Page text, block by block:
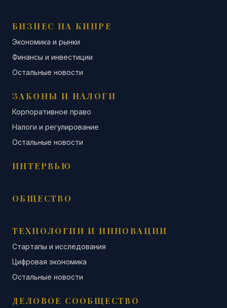
БИЗНЕС НА КИПРЕ
Экономика и рынки
Финансы и инвестиции
Остальные новости
ЗАКОНЫ И НАЛОГИ
Корпоративное право
Налоги и регулирование
Остальные новости
ИНТЕРВЬЮ
ОБЩЕСТВО
ТЕХНОЛОГИИ И ИННОВАЦИИ
Стартапы и исследования
Цифровая экономика
Остальные новости
ДЕЛОВОЕ СООБЩЕСТВО